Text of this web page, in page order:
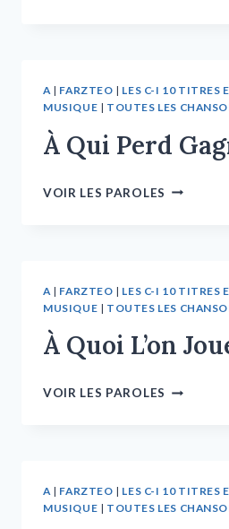
A | FARZTEO | LES C-I 10 TITRES
MUSIQUE | TOUTES LES
À Qui Perd
VOIR LES PAROLES
A | FARZTEO | LES C-I 10 TITRES
MUSIQUE | TOUTES LES
À Quoi L’on
VOIR LES PAROLES
A| FARZTEO | LES C-I 10 TITRES
MUSIQUE | TOUTES LES